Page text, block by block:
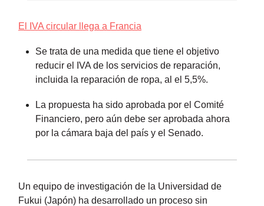
El IVA circular llega a Francia
Se trata de una medida que tiene el objetivo
reducir el IVA de los servicios de reparación,
incluida la reparación de ropa, al el 5,5%.
La propuesta ha sido aprobada por el Comité
Financiero, pero aún debe ser aprobada ahora
por la cámara baja del país y el Senado.
Un equipo de investigación de la Universidad de
Fukui (Japón) ha desarrollado un proceso sin